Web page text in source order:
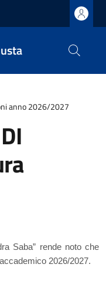
anno 2026/2027
Saba” rende noto che
2026/2027.